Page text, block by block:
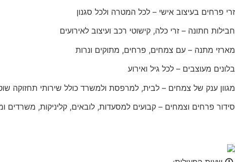
זרי פרחים בעיצוב אישי – לכל המטרה ולכל סגנון
חבילות חתונה – זרי כלה, קישוטי רכב ועיצוב לאירועים
מארזי מתנה – עם צמחים, פרחים, מתוקים ונרות
בלונים מעוצבים – לכל גיל ואירוע
מגוון ענק של צמחים – לבית, למרפסת ולמשרד כולל שירותי תחזוקה
סידור פרחים וצמחים – קבועים למסעדות, לובאים, קליניקות, משרדים